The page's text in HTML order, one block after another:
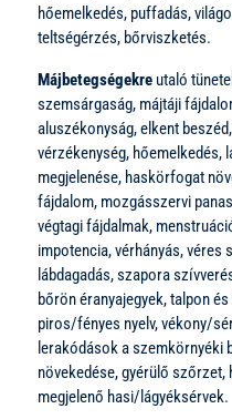
hőemelkedés, puffadás,
teltségérzés, bőrviszketés.
Májbetegségekre utaló
szemsárgaság, májtáji
aluszékonyság, elkent
vérzékenység, hőemelkedés,
megjelenése, haskörfogat
fájdalom, mozgásszervi
végtagi fájdalmak,
impotencia, vérhányás,
lábdagadás, szapora
bőrön éranyajegyek, talpon
piros/fényes nyelv, vékony/
lerakódások a szemkörnyéki
növekedése, gyérülő
megjelenő hasi/lágyéksérvek.